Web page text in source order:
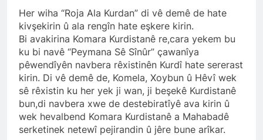
haklarını içermiyor.
HAK-PAR Adana İl Kadın
Komisyonu 8 Mart Dünya
Kadınlar gününü kutladı
1 Yıl Ago
HAK-PAR Fransa Konferansı
Başarıyla Sonuçlandı
Düzgün KAPLAN; ‘PKK’ nin
feshi en başta Kürt halkının
yararına olacaktır.’
1 Yıl Ago
BASINA VE KAMUOYUNA
Eşitlik ve özgürlük
mücadelesi veren tüm
kadınları selamlıyoruz
Bugün 8 Mart Dünya
1 Yıl Ago
İZMİR’DE HAK.PAR, PSK
Her wiha “Roja Ala Kurdan” di vê demê de hate
kivşekirin û ala rengîn hate eşkere kirin.
Bi avakirina Komara Kurdistanê re,cara yekem bu
ku bi navê “Peymana Sê Sînûr” çawanîya
pêwendîyên navbera rêxistinên Kurdî hate sererast
kirin. Di vê demê de, Komela, Xoybun û Hêvî wek
sê rêxistin ku her yek ji wan, ji beşekê Kurdistanê
bun,di navbera xwe de destebiratîyê ava kirin û
wek hevalbend Komara Kurdistanê a Mahabadê
serketinek netewî pejirandin û jêre bune arîkar.